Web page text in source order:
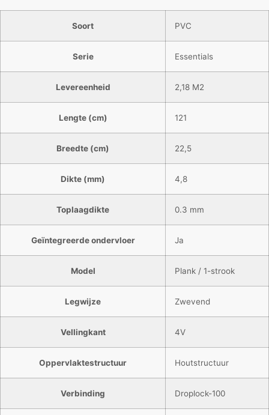
Soort PVC
Serie Essentials
Levereenheid 2,18 M2
Lengte (cm) 121
Breedte (cm) 22,5
Dikte (mm) 4,8
Toplaagdikte 0.3 mm
Geïntegreerde ondervloer Ja
Model Plank / 1-strook
Legwijze Zwevend
Vellingkant 4V
Oppervlaktestructuur Houtstructuur
Verbinding Droplock-100